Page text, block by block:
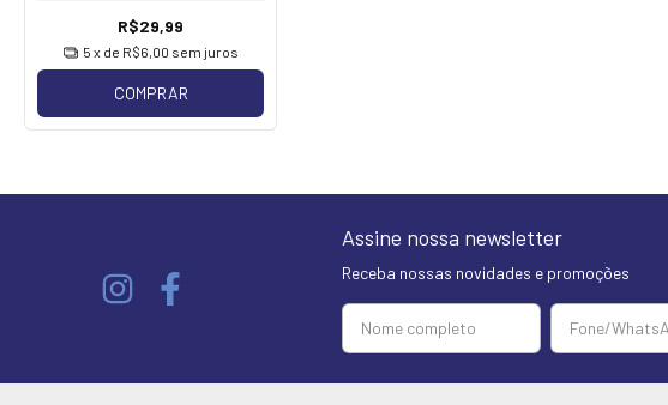
R$29,99
5 x de R$6,00 sem juros
COMPRAR
Assine nossa newsletter
Receba nossas novidades e promoções